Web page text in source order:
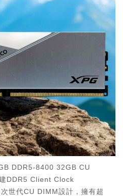
DDR5-8400 32GB CU
DDR5 Client Clock
世代CU DIMM設計，擁有超